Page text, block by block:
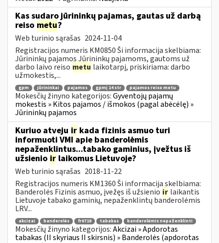
Kas sudaro jūrininkų pajamas, gautas už darbą
reiso metu?
Web turinio sąrašas 2024-11-04
Registracijos numeris KM0850 Ši informacija skelbiama:
Jūrininkų pajamos Jūrininkų pajamoms, gautoms už
darbo laivo reiso metu laikotarpį, priskiriama: darbo
užmokestis,...
gpm jūrininkai pajamos gpmį 14 str pajamos reiso metu
Mokesčių žinyno kategorijos:Gyventojų pajamų
mokestis » Kitos pajamos / išmokos (pagal abėcėlę) »
Jūrininkų pajamos
Kuriuo atveju ir kada fizinis asmuo turi
informuoti VMI apie banderolėmis
nepaženklintus...tabako gaminius, įvežtus iš
užsienio ir laikomus Lietuvoje?
Web turinio sąrašas 2018-11-22
Registracijos numeris KM1360 Ši informacija skelbiama:
Banderolės Fizinis asmuo, įvežęs iš užsienio ir laikantis
Lietuvoje tabako gaminių, nepaženklintų banderolėmis
LRV...
akcizai banderolės fr0718 tabakas banderolėmis nepaženklinti
Mokesčių žinyno kategorijos:Akcizai » Apdorotas
tabakas (II skyriaus II skirsnis) » Banderolės (apdorotas